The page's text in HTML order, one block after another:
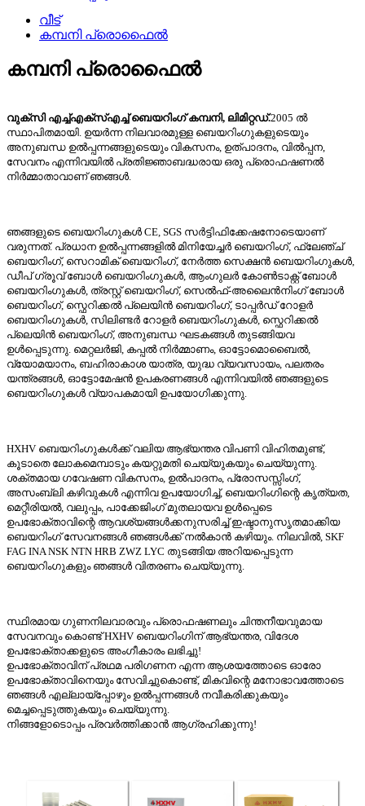
വീട്
കമ്പനി പ്രൊഫൈൽ
കമ്പനി പ്രൊഫൈൽ
വുക്സി എച്ച്എക്സ്എച്ച് ബെയറിംഗ് കമ്പനി, ലിമിറ്റഡ്.2005 ൽ
സ്ഥാപിതമായി. ഉയർന്ന നിലവാരമുള്ള ബെയറിംഗുകളുടെയും
അനുബന്ധ ഉൽപ്പന്നങ്ങളുടെയും വികസനം, ഉത്പാദനം, വിൽപ്പന,
സേവനം എന്നിവയിൽ പ്രതിജ്ഞാബദ്ധരായ ഒരു പ്രൊഫഷണൽ
നിർമ്മാതാവാണ് ഞങ്ങൾ.
ഞങ്ങളുടെ ബെയറിംഗുകൾ CE, SGS സർട്ടിഫിക്കേഷനോടെയാണ്
വരുന്നത്. പ്രധാന ഉൽപ്പന്നങ്ങളിൽ മിനിയേച്ചർ ബെയറിംഗ്, ഫ്ലേഞ്ച്
ബെയറിംഗ്, സെറാമിക് ബെയറിംഗ്, നേർത്ത സെക്ഷൻ ബെയറിംഗുകൾ,
ഡീപ് ഗ്രൂവ് ബോൾ ബെയറിംഗുകൾ, ആംഗുലർ കോൺടാക്റ്റ് ബോൾ
ബെയറിംഗുകൾ, ത്രസ്റ്റ് ബെയറിംഗ്, സെൽഫ്-അലൈൻനിംഗ് ബോൾ
ബെയറിംഗ്, സ്ഫെറിക്കൽ പ്ലെയിൻ ബെയറിംഗ്, ടാപ്പർഡ് റോളർ
ബെയറിംഗുകൾ, സിലിണ്ടർ റോളർ ബെയറിംഗുകൾ, സ്ഫെറിക്കൽ
പ്ലെയിൻ ബെയറിംഗ്, അനുബന്ധ ഘടകങ്ങൾ തുടങ്ങിയവ
ഉൾപ്പെടുന്നു. മെറ്റലർജി, കപ്പൽ നിർമ്മാണം, ഓട്ടോമൊബൈൽ,
വ്യോമയാനം, ബഹിരാകാശ യാത്ര, യുദ്ധ വ്യവസായം, പലതരം
യന്ത്രങ്ങൾ, ഓട്ടോമേഷൻ ഉപകരണങ്ങൾ എന്നിവയിൽ ഞങ്ങളുടെ
ബെയറിംഗുകൾ വ്യാപകമായി ഉപയോഗിക്കുന്നു.
HXHV ബെയറിംഗുകൾക്ക് വലിയ ആഭ്യന്തര വിപണി വിഹിതമുണ്ട്,
കൂടാതെ ലോകമെമ്പാടും കയറ്റുമതി ചെയ്യുകയും ചെയ്യുന്നു.
ശക്തമായ ഗവേഷണ വികസനം, ഉൽ‌പാദനം, പ്രോസസ്സിംഗ്,
അസംബ്ലി കഴിവുകൾ എന്നിവ ഉപയോഗിച്ച്, ബെയറിംഗിന്റെ കൃത്യത,
മെറ്റീരിയൽ, വലുപ്പം, പാക്കേജിംഗ് മുതലായവ ഉൾപ്പെടെ
ഉപഭോക്താവിന്റെ ആവശ്യങ്ങൾക്കനുസരിച്ച് ഇഷ്ടാനുസൃതമാക്കിയ
ബെയറിംഗ് സേവനങ്ങൾ ഞങ്ങൾക്ക് നൽകാൻ കഴിയും. നിലവിൽ, SKF
FAG INA NSK NTN HRB ZWZ LYC തുടങ്ങിയ അറിയപ്പെടുന്ന
ബെയറിംഗുകളും ഞങ്ങൾ വിതരണം ചെയ്യുന്നു.
സ്ഥിരമായ ഗുണനിലവാരവും പ്രൊഫഷണലും ചിന്തനീയവുമായ
സേവനവും കൊണ്ട് HXHV ബെയറിംഗിന് ആഭ്യന്തര, വിദേശ
ഉപഭോക്താക്കളുടെ അംഗീകാരം ലഭിച്ചു!
ഉപഭോക്താവിന് പ്രഥമ പരിഗണന എന്ന ആശയത്തോടെ ഓരോ
ഉപഭോക്താവിനെയും സേവിച്ചുകൊണ്ട്, മികവിന്റെ മനോഭാവത്തോടെ
ഞങ്ങൾ എല്ലായ്പ്പോഴും ഉൽപ്പന്നങ്ങൾ നവീകരിക്കുകയും
മെച്ചപ്പെടുത്തുകയും ചെയ്യുന്നു.
നിങ്ങളോടൊപ്പം പ്രവർത്തിക്കാൻ ആഗ്രഹിക്കുന്നു!